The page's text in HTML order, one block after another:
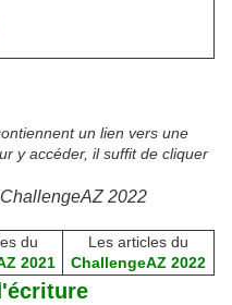
un lien vers une
y accéder, il suffit de cliquer
2022
du
2021
Les articles du
ChallengeAZ 2022